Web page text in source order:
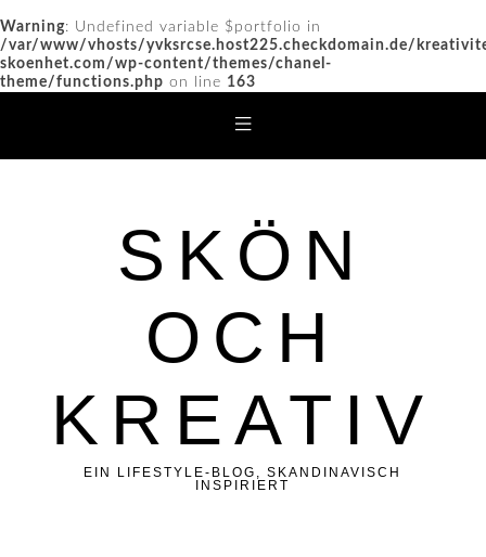
Warning: Undefined variable $portfolio in
/var/www/vhosts/yvksrcse.host225.checkdomain.de/
skoenhet.com/wp-content/themes/chanel-
theme/functions.php on line 163
SKÖN
OCH
KREATIV
EIN LIFESTYLE-BLOG, SKANDINAVISCH
INSPIRIERT